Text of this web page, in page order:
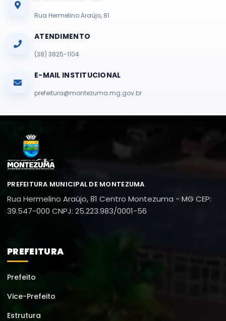
Rua Hermelino Araújo, 81
ATENDIMENTO
(38) 3825-1104
E-MAIL INSTITUCIONAL
prefeitura@montezuma.mg.gov.br
PREFEITURA MUNICIPAL DE MONTEZUMA
Rua Hermelino Araújo, 81 Centro Montezuma - MG CEP:
39.547-000 CNPJ: 25.223.983/0001-56
PREFEITURA
Prefeito
Vice-Prefeito
Estrutura